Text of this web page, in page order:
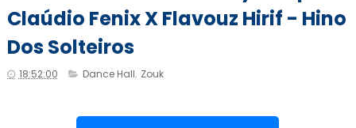
Claúdio Fenix X Flavouz Hirif - Hino
Dos Solteiros
18:52:00 Dance Hall, Zouk